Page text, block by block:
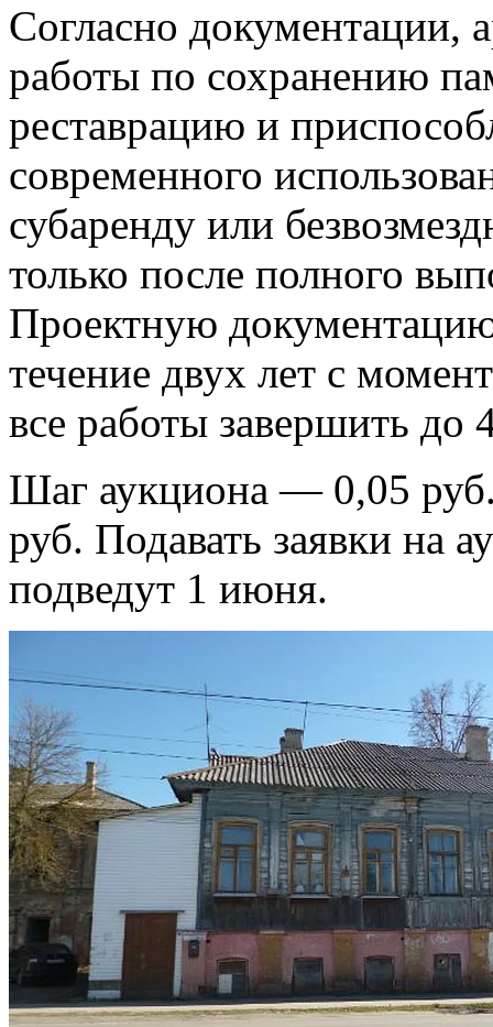
Согласно документации,
работы по сохранению
реставрацию и
современного
субаренду или
только после полного
Проектную
течение двух лет с
все работы завершить до
Шаг аукциона — 0,05
руб. Подавать заявки на
подведут 1 июня.